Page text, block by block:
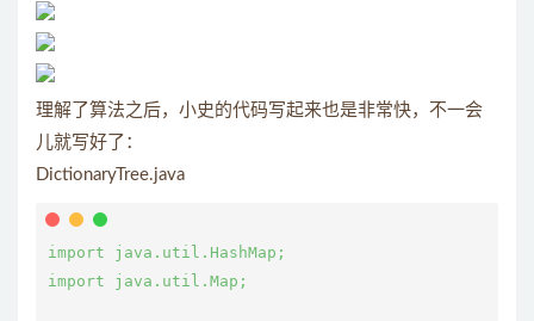
理解了算法之后，小史的代码写起来也是非常快，不一会
儿就写好了：
DictionaryTree.java
import java.util.HashMap;
import java.util.Map;